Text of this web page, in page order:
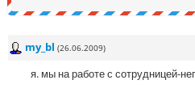
my_bl (26.06.2009)
я. мы на работе с сотрудницей-